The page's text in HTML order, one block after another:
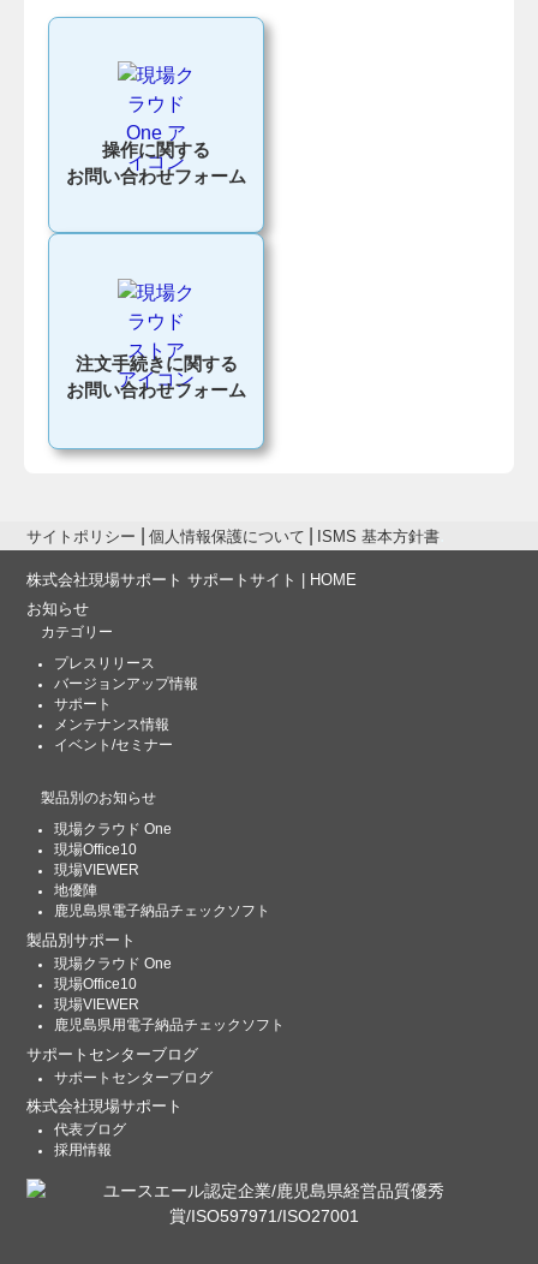
操作に関する
お問い合わせフォーム
注文手続きに関する
お問い合わせフォーム
サイトポリシー 個人情報保護について ISMS 基本方針書
株式会社現場サポート サポートサイト | HOME
お知らせ
カテゴリー
プレスリリース
バージョンアップ情報
サポート
メンテナンス情報
イベント/セミナー
製品別のお知らせ
現場クラウド One
現場Office10
現場VIEWER
地優陣
鹿児島県電子納品チェックソフト
製品別サポート
現場クラウド One
現場Office10
現場VIEWER
鹿児島県用電子納品チェックソフト
サポートセンターブログ
サポートセンターブログ
株式会社現場サポート
代表ブログ
採用情報